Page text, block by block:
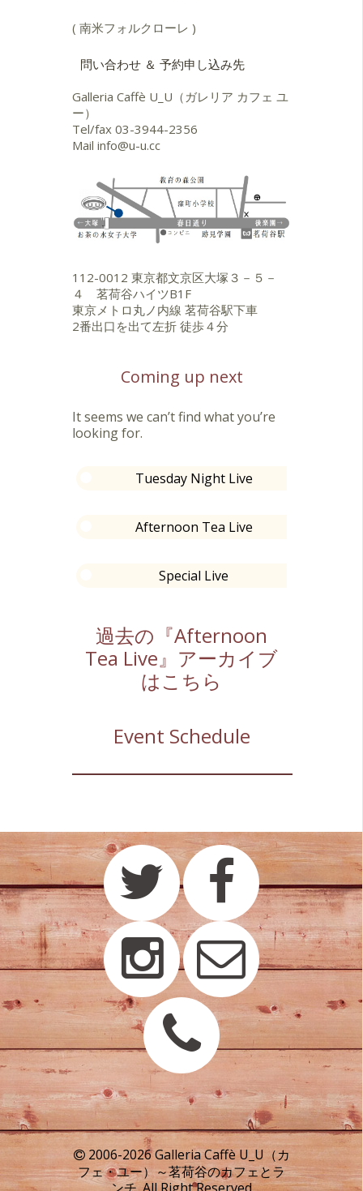
( 南米フォルクローレ )
問い合わせ ＆ 予約申し込み先
Galleria Caffè U_U（ガレリア カフェ ユ
ー）
Tel/fax 03-3944-2356
Mail info@u-u.cc
112-0012 東京都文京区大塚３－５－
４ 茗荷谷ハイツB1F
東京メトロ丸ノ内線 茗荷谷駅下車
2番出口を出て左折 徒歩４分
Coming up next
It seems we can’t find what you’re
looking for.
Tuesday Night Live
Afternoon Tea Live
Special Live
過去の『Afternoon
Tea Live』アーカイブ
はこちら
Event Schedule
2006-2026 Galleria Caffè U_U（カ
フェ・ユー）～茗荷谷のカフェとラ